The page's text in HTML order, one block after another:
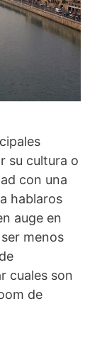
su cultura o
con una
hablaros
auge en
menos
cuales son
de